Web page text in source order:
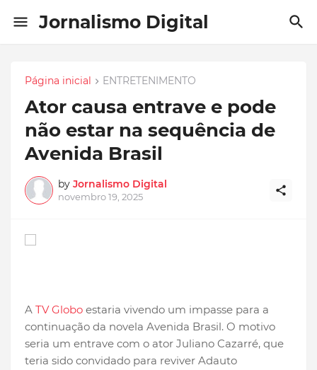
Jornalismo Digital
Página inicial ENTRETENIMENTO
Ator causa entrave e pode
não estar na sequência de
Avenida Brasil
by Jornalismo Digital
novembro 19, 2025
A TV Globo estaria vivendo um impasse para a
continuação da novela Avenida Brasil. O motivo
seria um entrave com o ator Juliano Cazarré, que
teria sido convidado para reviver Adauto